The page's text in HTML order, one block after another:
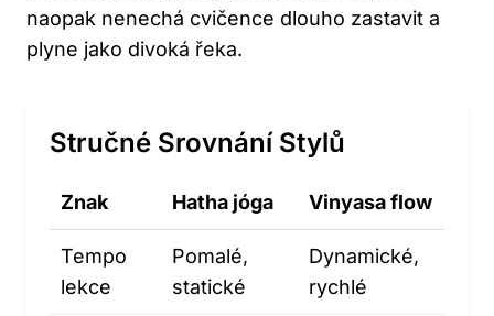
naopak nenechá cvičence dlouho zastavit a
plyne jako divoká řeka.
Stručné Srovnání Stylů
Znak Hatha jóga Vinyasa flow
Tempo
lekce
Pomalé,
statické
Dynamické,
rychlé